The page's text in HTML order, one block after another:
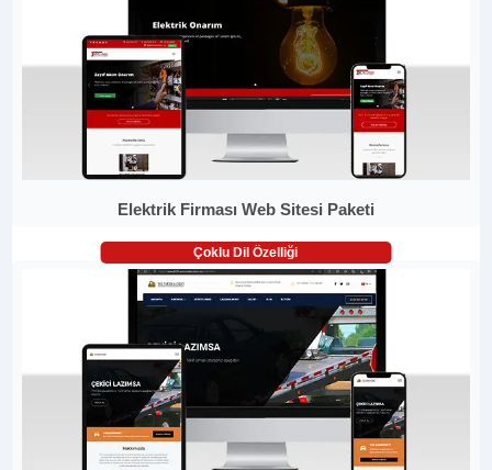
Elektrik Firması Web Sitesi Paketi
Çoklu Dil Özelliği